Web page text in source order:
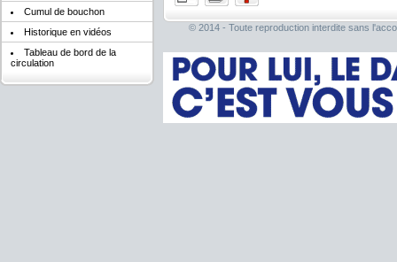
Cumul de bouchon
Historique en vidéos
Tableau de bord de la
circulation
© 2014 - Toute reproduction interdite sans